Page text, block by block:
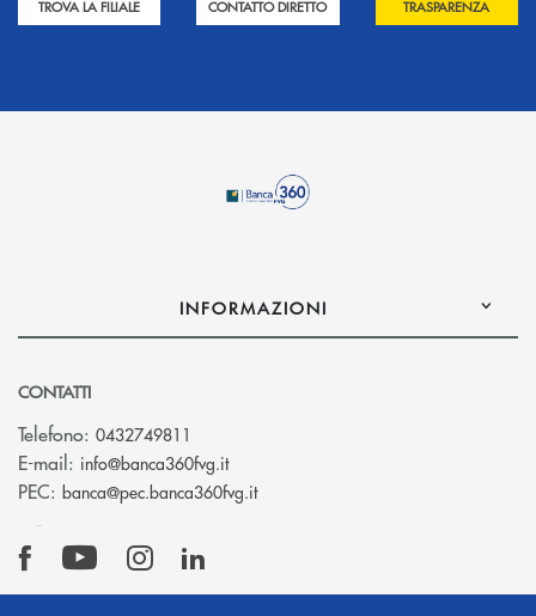
TROVA LA FILIALE CONTATTO DIRETTO TRASPARENZA
INFORMAZIONI
CONTATTI
Telefono: 0432749811
E-mail: info@banca360fvg.it(si apre l’app di posta elettronica)
PEC: banca@pec.banca360fvg.it(si apre l’app di posta elettronica)